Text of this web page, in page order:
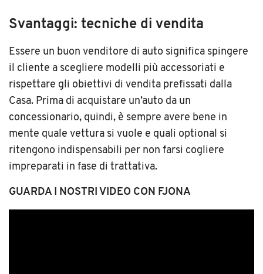
Svantaggi: tecniche di vendita
Essere un buon venditore di auto significa spingere
il cliente a scegliere modelli più accessoriati e
rispettare gli obiettivi di vendita prefissati dalla
Casa. Prima di acquistare un’auto da un
concessionario, quindi, è sempre avere bene in
mente quale vettura si vuole e quali optional si
ritengono indispensabili per non farsi cogliere
impreparati in fase di trattativa.
GUARDA I NOSTRI VIDEO CON FJONA